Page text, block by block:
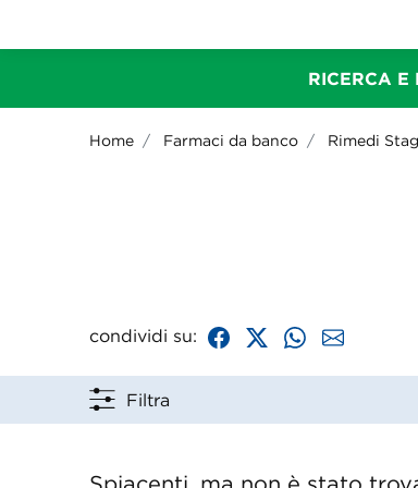
RICERCA E
Home Farmaci da banco Rimedi
condividi su:
Filtra